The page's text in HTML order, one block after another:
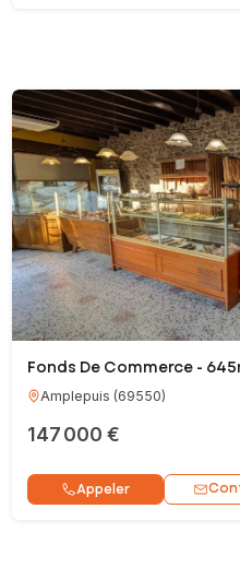
Fonds De Commerce -
Amplepuis (69550)
147 000 €
Appeler